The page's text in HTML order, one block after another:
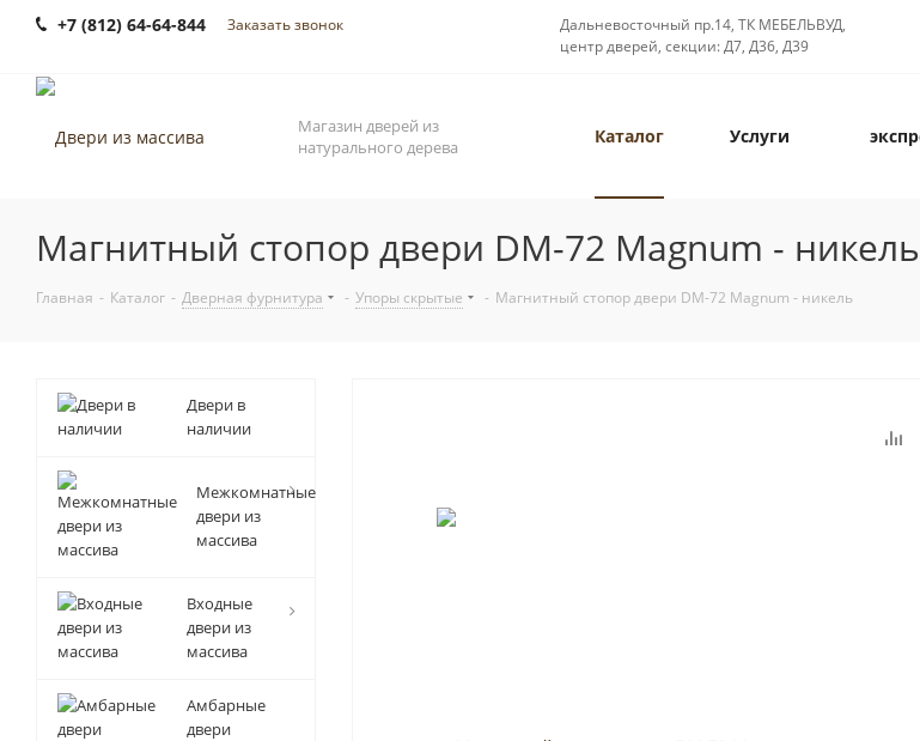
+7 (812) 64-64-844 Заказать звонок
Дальневосточный пр.14, ТК МЕБЕЛЬВУД,
центр дверей, секции: Д7, Д36, Д39
Магазин дверей из
натурального дерева
Каталог Услуги
Магнитный стопор двери DM-72 Magnum - никель
Главная - Каталог - Дверная фурнитура - Упоры скрытые - Магнитный стопор двери DM-72 Magnum - никель
Двери в
наличии
Межкомнатные
двери из
массива
Входные
двери из
массива
Амбарные
двери